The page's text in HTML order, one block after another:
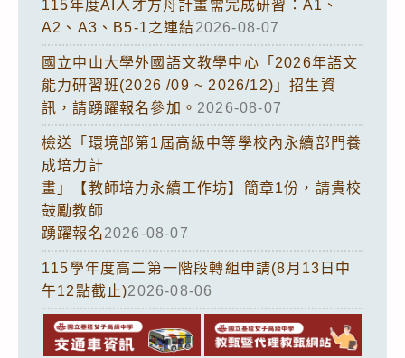
115年度AI人才方舟計畫需完成研習：A1、
A2、A3、B5-1之連結2026-08-07
國立中山大學外國語文教學中心「2026年語文
能力研習班(2026 /09 ~ 2026/12)」招生資
訊，請踴躍報名參加。 2026-08-07
檢送「環境部第1屆高級中等學校內永續部門養
成培力計
畫」【教師培力永續工作坊】簡章1份，請貴校
鼓勵教師
踴躍報名2026-08-07
115學年度高二第一階段轉組申請(8月13日中
午12點截止)2026-08-06